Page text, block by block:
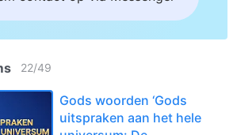
22/49
Gods woorden ‘Gods
uitspraken aan het hele